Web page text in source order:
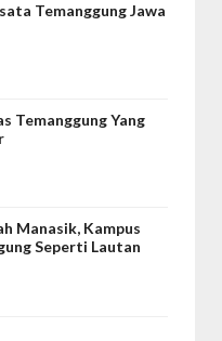
Temanggung Jawa
Temanggung Yang
Manasik, Kampus
Seperti Lautan